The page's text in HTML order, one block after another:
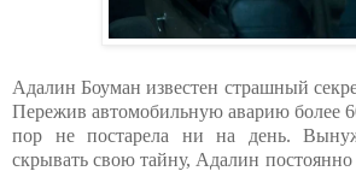
Адалин Боуман известен страшный
Пережив автомобильную аварию более
пор не постарела ни на день.
скрывать свою тайну, Адалин постоянно